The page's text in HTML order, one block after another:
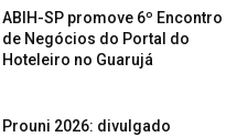
ABIH-SP promove 6º Encontro
de Negócios do Portal do
Hoteleiro no Guarujá
Prouni 2026: divulgado